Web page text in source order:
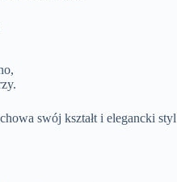
swój kształt i elegancki styl